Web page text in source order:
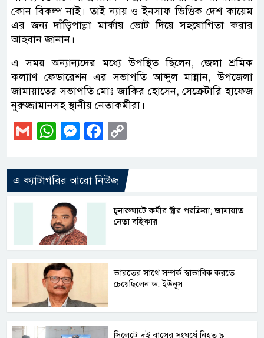
কোন বিকল্প নাই। তাই ন্যায় ও ইনসাফ ভিত্তিক দেশ কায়েম
এর জন্য দাঁড়িপাল্লা মার্কায় ভোট দিয়ে সহযোগিতা করার
আহবান জানান।
এ সময় অন্যান্যদের মধ্যে উপস্থিত ছিলেন, জেলা শ্রমিক
কল্যাণ ফেডারেশন এর সভাপতি আব্দুল মান্নান, উপজেলা
জামায়াতের সভাপতি মোঃ জাকির হোসেন, সেক্রেটারি হাফেজ
নুরুজ্জামানসহ স্থানীয় নেতাকর্মীরা।
GmailWhatsApp
Messenger
Facebook
এ ক্যাটাগরির আরো নিউজ
চুনারুঘাটে কর্মীর স্ত্রীর পরক্রিয়া; জামায়াত
নেতা বহিষ্কার
ভারতের সাথে সম্পর্ক স্বাভাবিক করতে
চেয়েছিলেন ড. ইউনূস
সিলেটে দুই বাসের সংঘর্ষে নিহত ৯